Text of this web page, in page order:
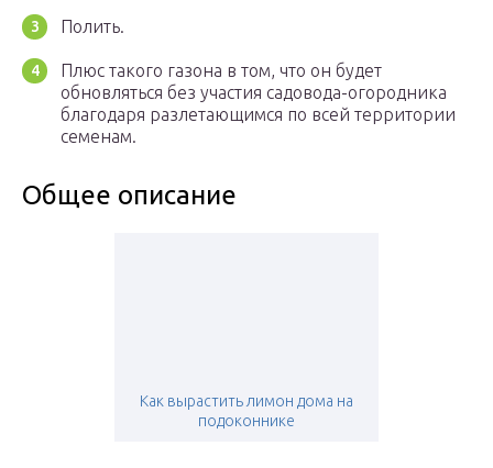
Полить.
Плюс такого газона в том, что он будет
обновляться без участия садовода-огородника
благодаря разлетающимся по всей территории
семенам.
Общее описание
Как вырастить лимон дома на
подоконнике